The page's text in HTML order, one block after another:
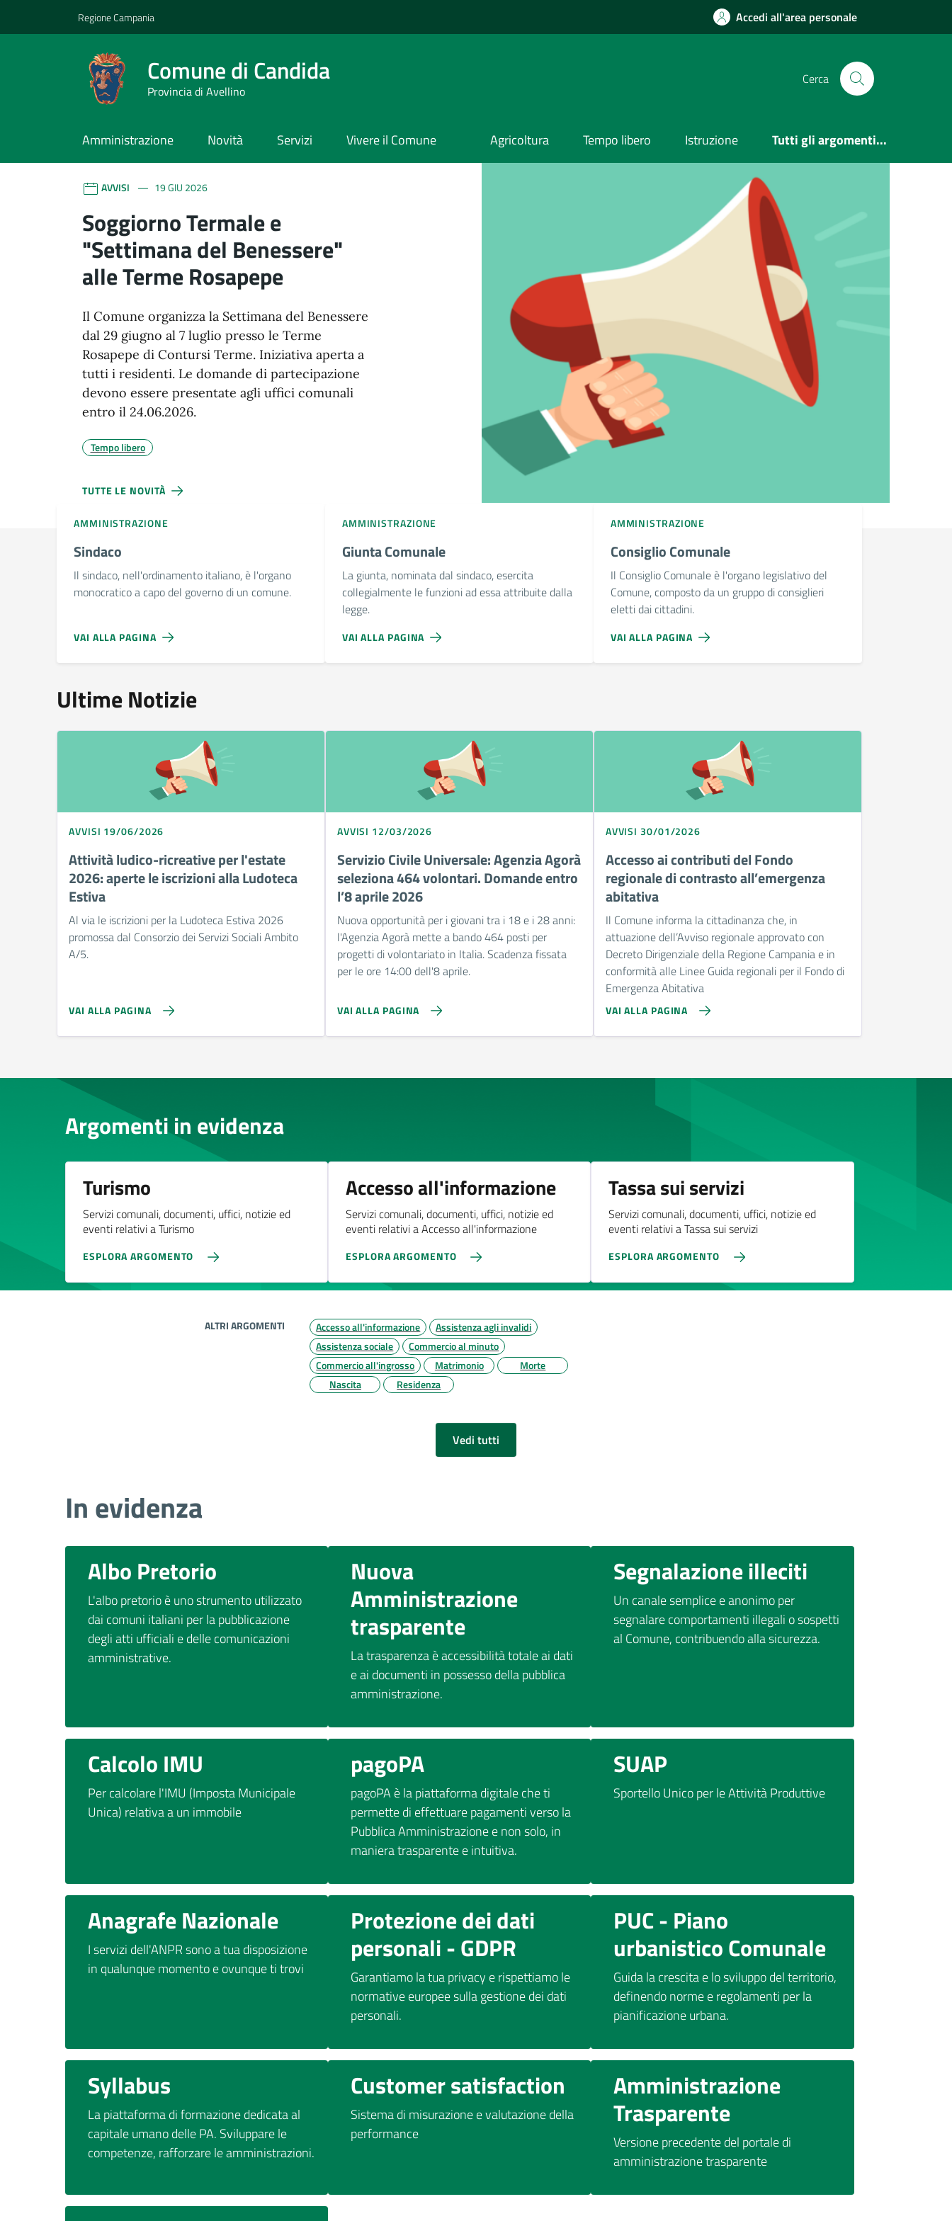
Regione Campania Accedi all'area personale
Comune di Candida
Provincia di Avellino
Cerca
Amministrazione Novità Servizi Vivere il Comune Agricoltura Tempo libero Istruzione Tutti gli argomenti...
Comune di Candida
Contenuti in evidenza
AVVISI 19 GIU 2026
Soggiorno Termale e
"Settimana del Benessere"
alle Terme Rosapepe
Il Comune organizza la Settimana del Benessere
dal 29 giugno al 7 luglio presso le Terme
Rosapepe di Contursi Terme. Iniziativa aperta a
tutti i residenti. Le domande di partecipazione
devono essere presentate agli uffici comunali
entro il 24.06.2026.
Tempo libero
TUTTE LE NOVITÀ
AMMINISTRAZIONE
Sindaco
Il sindaco, nell'ordinamento italiano, è l'organo
monocratico a capo del governo di un comune.
VAI ALLA PAGINA
AMMINISTRAZIONE
Giunta Comunale
La giunta, nominata dal sindaco, esercita
collegialmente le funzioni ad essa attribuite dalla
legge.
VAI ALLA PAGINA
AMMINISTRAZIONE
Consiglio Comunale
Il Consiglio Comunale è l'organo legislativo del
Comune, composto da un gruppo di consiglieri
eletti dai cittadini.
VAI ALLA PAGINA
Ultime Notizie
AVVISI 19/06/2026
Attività ludico-ricreative per l'estate
2026: aperte le iscrizioni alla Ludoteca
Estiva
Al via le iscrizioni per la Ludoteca Estiva 2026
promossa dal Consorzio dei Servizi Sociali Ambito
A/5.
VAI ALLA PAGINA
AVVISI 12/03/2026
Servizio Civile Universale: Agenzia Agorà
seleziona 464 volontari. Domande entro
l’8 aprile 2026
Nuova opportunità per i giovani tra i 18 e i 28 anni:
l'Agenzia Agorà mette a bando 464 posti per
progetti di volontariato in Italia. Scadenza fissata
per le ore 14:00 dell'8 aprile.
VAI ALLA PAGINA
AVVISI 30/01/2026
Accesso ai contributi del Fondo
regionale di contrasto all’emergenza
abitativa
Il Comune informa la cittadinanza che, in
attuazione dell’Avviso regionale approvato con
Decreto Dirigenziale della Regione Campania e in
conformità alle Linee Guida regionali per il Fondo di
Emergenza Abitativa
VAI ALLA PAGINA
Argomenti in evidenza
Turismo
Servizi comunali, documenti, uffici, notizie ed
eventi relativi a Turismo
ESPLORA ARGOMENTO
Accesso all'informazione
Servizi comunali, documenti, uffici, notizie ed
eventi relativi a Accesso all'informazione
ESPLORA ARGOMENTO
Tassa sui servizi
Servizi comunali, documenti, uffici, notizie ed
eventi relativi a Tassa sui servizi
ESPLORA ARGOMENTO
ALTRI ARGOMENTI Accesso all'informazione
Assistenza agli invalidi
Assistenza sociale
Commercio al minuto
Commercio all'ingrosso
Matrimonio
Morte
Nascita
Residenza
Vedi tutti
In evidenza
Albo Pretorio
L'albo pretorio è uno strumento utilizzato
dai comuni italiani per la pubblicazione
degli atti ufficiali e delle comunicazioni
amministrative.
Nuova
Amministrazione
trasparente
La trasparenza è accessibilità totale ai dati
e ai documenti in possesso della pubblica
amministrazione.
Segnalazione illeciti
Un canale semplice e anonimo per
segnalare comportamenti illegali o sospetti
al Comune, contribuendo alla sicurezza.
Calcolo IMU
Per calcolare l'IMU (Imposta Municipale
Unica) relativa a un immobile
pagoPA
pagoPA è la piattaforma digitale che ti
permette di effettuare pagamenti verso la
Pubblica Amministrazione e non solo, in
maniera trasparente e intuitiva.
SUAP
Sportello Unico per le Attività Produttive
Anagrafe Nazionale
I servizi dell'ANPR sono a tua disposizione
in qualunque momento e ovunque ti trovi
Protezione dei dati
personali - GDPR
Garantiamo la tua privacy e rispettiamo le
normative europee sulla gestione dei dati
personali.
PUC - Piano
urbanistico Comunale
Guida la crescita e lo sviluppo del territorio,
definendo norme e regolamenti per la
pianificazione urbana.
Syllabus
La piattaforma di formazione dedicata al
capitale umano delle PA. Sviluppare le
competenze, rafforzare le amministrazioni.
Customer satisfaction
Sistema di misurazione e valutazione della
performance
Amministrazione
Trasparente
Versione precedente del portale di
amministrazione trasparente